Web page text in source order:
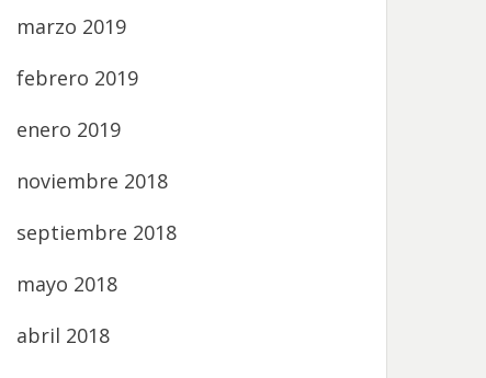
marzo 2019
febrero 2019
enero 2019
noviembre 2018
septiembre 2018
mayo 2018
abril 2018